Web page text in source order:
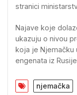
stranici
Najave koje
ukazuju o nivou
koja je Njemačku
engenata iz
njemačka